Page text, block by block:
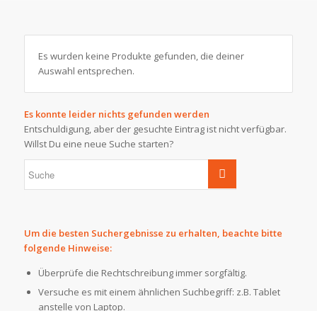
Es wurden keine Produkte gefunden, die deiner
Auswahl entsprechen.
Es konnte leider nichts gefunden werden
Entschuldigung, aber der gesuchte Eintrag ist nicht verfügbar.
Willst Du eine neue Suche starten?
Um die besten Suchergebnisse zu erhalten, beachte bitte
folgende Hinweise:
Überprüfe die Rechtschreibung immer sorgfältig.
Versuche es mit einem ähnlichen Suchbegriff: z.B. Tablet
anstelle von Laptop.